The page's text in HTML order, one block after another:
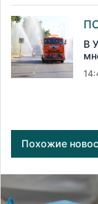
В
Похожие